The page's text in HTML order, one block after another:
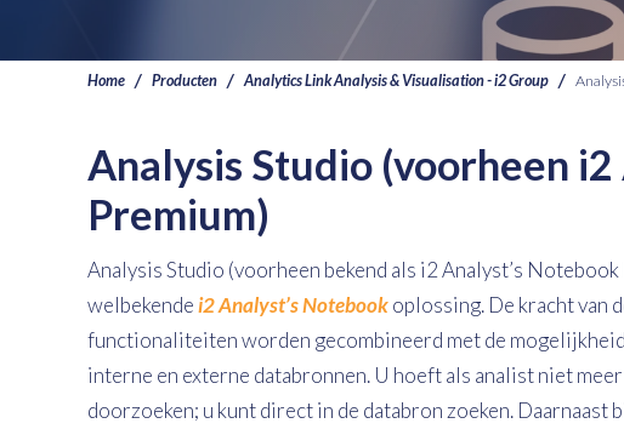
Home Producten Analytics Link Analysis & Visualisation - i2 Group
Analysis Studio (voorheen i2
Premium)
Analysis Studio (voorheen bekend als i2 Analyst’s
welbekendei2 Analyst’s Notebookoplossing. De kracht van
functionaliteiten worden gecombineerd met de
interne en externe databronnen. U hoeft als analist niet
doorzoeken; u kunt direct in de databron zoeken.